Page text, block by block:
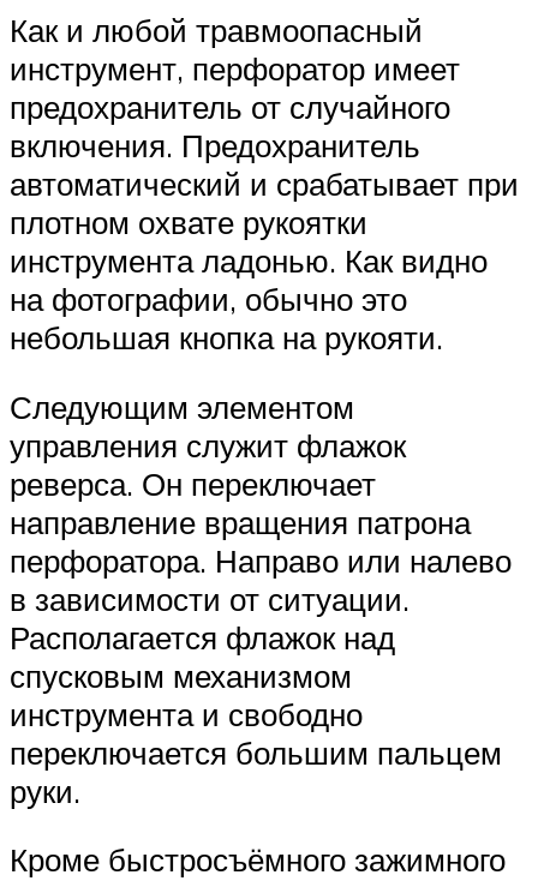
Как и любой травмоопасный
инструмент, перфоратор имеет
предохранитель от случайного
включения. Предохранитель
автоматический и срабатывает при
плотном охвате рукоятки
инструмента ладонью. Как видно
на фотографии, обычно это
небольшая кнопка на рукояти.
Следующим элементом
управления служит флажок
реверса. Он переключает
направление вращения патрона
перфоратора. Направо или налево
в зависимости от ситуации.
Располагается флажок над
спусковым механизмом
инструмента и свободно
переключается большим пальцем
руки.
Кроме быстросъёмного зажимного